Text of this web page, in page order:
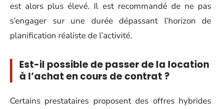
est alors plus élevé. Il est recommandé de ne pas
s’engager sur une durée dépassant l’horizon de
planification réaliste de l’activité.
Est-il possible de passer de la location
à l’achat en cours de contrat ?
Certains prestataires proposent des offres hybrides